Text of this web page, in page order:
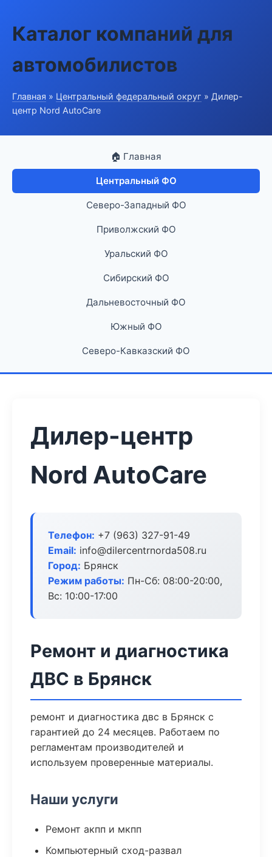
Каталог компаний для
автомобилистов
Главная » Центральный федеральный округ » Дилер-
центр Nord AutoCare
🏠 Главная
Центральный ФО
Северо-Западный ФО
Приволжский ФО
Уральский ФО
Сибирский ФО
Дальневосточный ФО
Южный ФО
Северо-Кавказский ФО
Дилер-центр
Nord AutoCare
Телефон: +7 (963) 327-91-49
Email: info@dilercentrnorda508.ru
Город: Брянск
Режим работы: Пн-Сб: 08:00-20:00,
Вс: 10:00-17:00
Ремонт и диагностика
ДВС в Брянск
ремонт и диагностика двс в Брянск с
гарантией до 24 месяцев. Работаем по
регламентам производителей и
используем проверенные материалы.
Наши услуги
Ремонт акпп и мкпп
Компьютерный сход-развал